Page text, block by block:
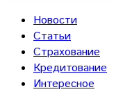
Новости
Статьи
Страхование
Кредитование
Интересное